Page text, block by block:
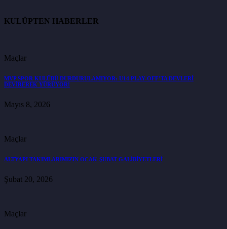
KULÜPTEN HABERLER
Maçlar
MVP SPOR KULÜBÜ DURDURULAMIYOR: U14 PLAY-OFF’TA DEVLERİ
DEVİREREK YÜRÜYOR!
Mayıs 8, 2026
Maçlar
ALTYAPI TAKIMLARIMIZIN OCAK-ŞUBAT GALİBİYETLERİ
Şubat 20, 2026
Maçlar